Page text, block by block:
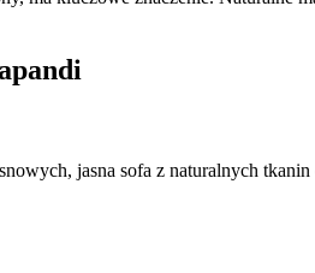
jasna sofa z naturalnych